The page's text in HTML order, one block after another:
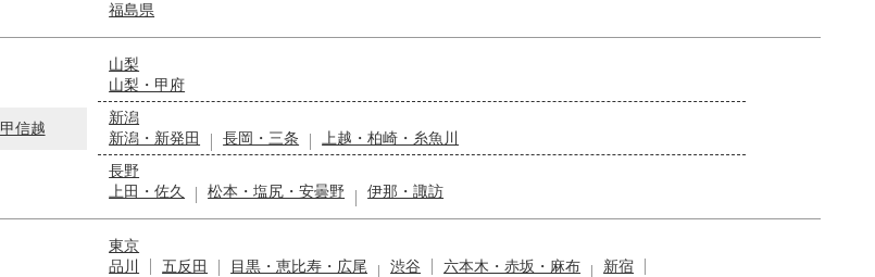
福島県
甲信越
山梨
山梨・甲府
新潟
新潟・新発田
長岡・三条
上越・柏崎・糸魚川
長野
上田・佐久
松本・塩尻・安曇野 伊那・諏訪
東京
品川
五反田 目黒・恵比寿・広尾 渋谷 六本木・赤坂・麻布
新宿